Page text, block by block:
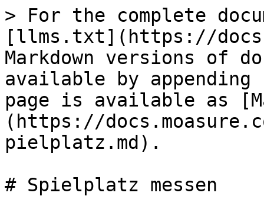
> For the complete
[llms.txt](https://
Markdown versions of
available by
page is available as
(https://
pielplatz.md).
# Spielplatz messen